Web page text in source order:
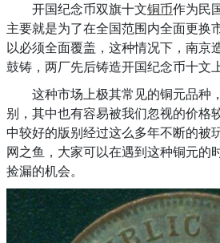
开国纪念币双旗十文铜币作为民
主要就是为了在全国范围内全面更换
以必须全面覆盖，这种情况下，南京
鼓铸，两厂先后铸造开国纪念币十文
这种市场上极其常见的铜元品种
别，其中也有容易被我们忽视的价格
中较好的版别经过这么多年不断的被
网之鱼，大家可以在遇到这种铜元的
捡漏的机会。